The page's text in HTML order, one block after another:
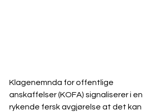
Klagenemnda for offentlige
anskaffelser (KOFA) signaliserer i en
rykende fersk avgjørelse at det kan